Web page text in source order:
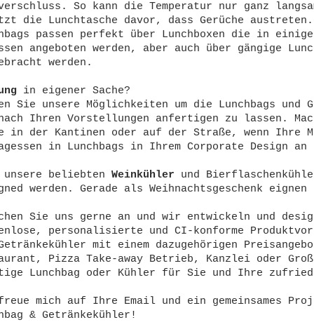
So kann die Temperatur nur ganz
die Lunchtasche davor, dass Gerüche
passen perfekt über Lunchboxen die in
angeboten werden, aber auch über gängige
werden.
in eigener Sache?
Sie unsere Möglichkeiten um die Lunchbags und
Ihren Vorstellungen anfertigen zu lassen.
in der Kantinen oder auf der Straße, wenn Ihre
in Lunchbags in Ihrem Corporate Design
unsere beliebten Weinkühler und
werden. Gerade als Weihnachtsgeschenk
Sie uns gerne an und wir entwickeln und
personalisierte und CI-konforme
mit einem dazugehörigen
Pizza Take-away Betrieb, Kanzlei oder
Lunchbag oder Kühler für Sie und Ihre
mich auf Ihre Email und ein gemeinsames
& Getränkekühler!